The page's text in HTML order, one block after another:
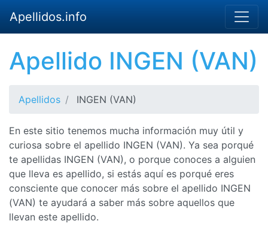
Apellidos.info
Apellido INGEN (VAN)
Apellidos INGEN (VAN)
En este sitio tenemos mucha información muy útil y
curiosa sobre el apellido INGEN (VAN). Ya sea porqué
te apellidas INGEN (VAN), o porque conoces a alguien
que lleva es apellido, si estás aquí es porqué eres
consciente que conocer más sobre el apellido INGEN
(VAN) te ayudará a saber más sobre aquellos que
llevan este apellido.